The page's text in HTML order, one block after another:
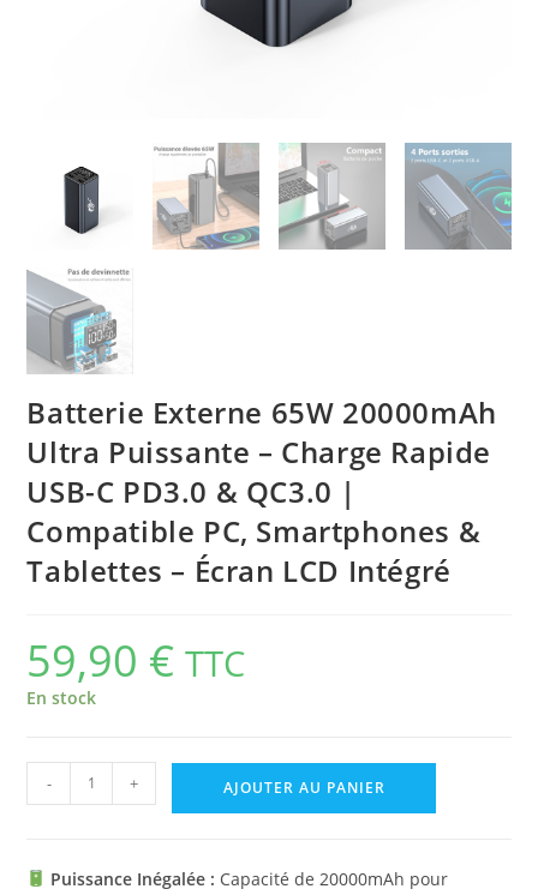
Batterie Externe 65W 20000mAh
Ultra Puissante – Charge Rapide
USB-C PD3.0 & QC3.0 |
Compatible PC, Smartphones &
Tablettes – Écran LCD Intégré
59,90 € TTC
En stock
- + AJOUTER AU PANIER
Puissance Inégalée : Capacité de 20000mAh pour